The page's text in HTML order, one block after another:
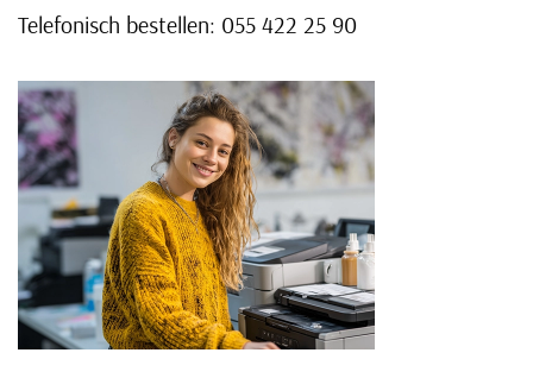
Telefonisch bestellen: 055 422 25 90